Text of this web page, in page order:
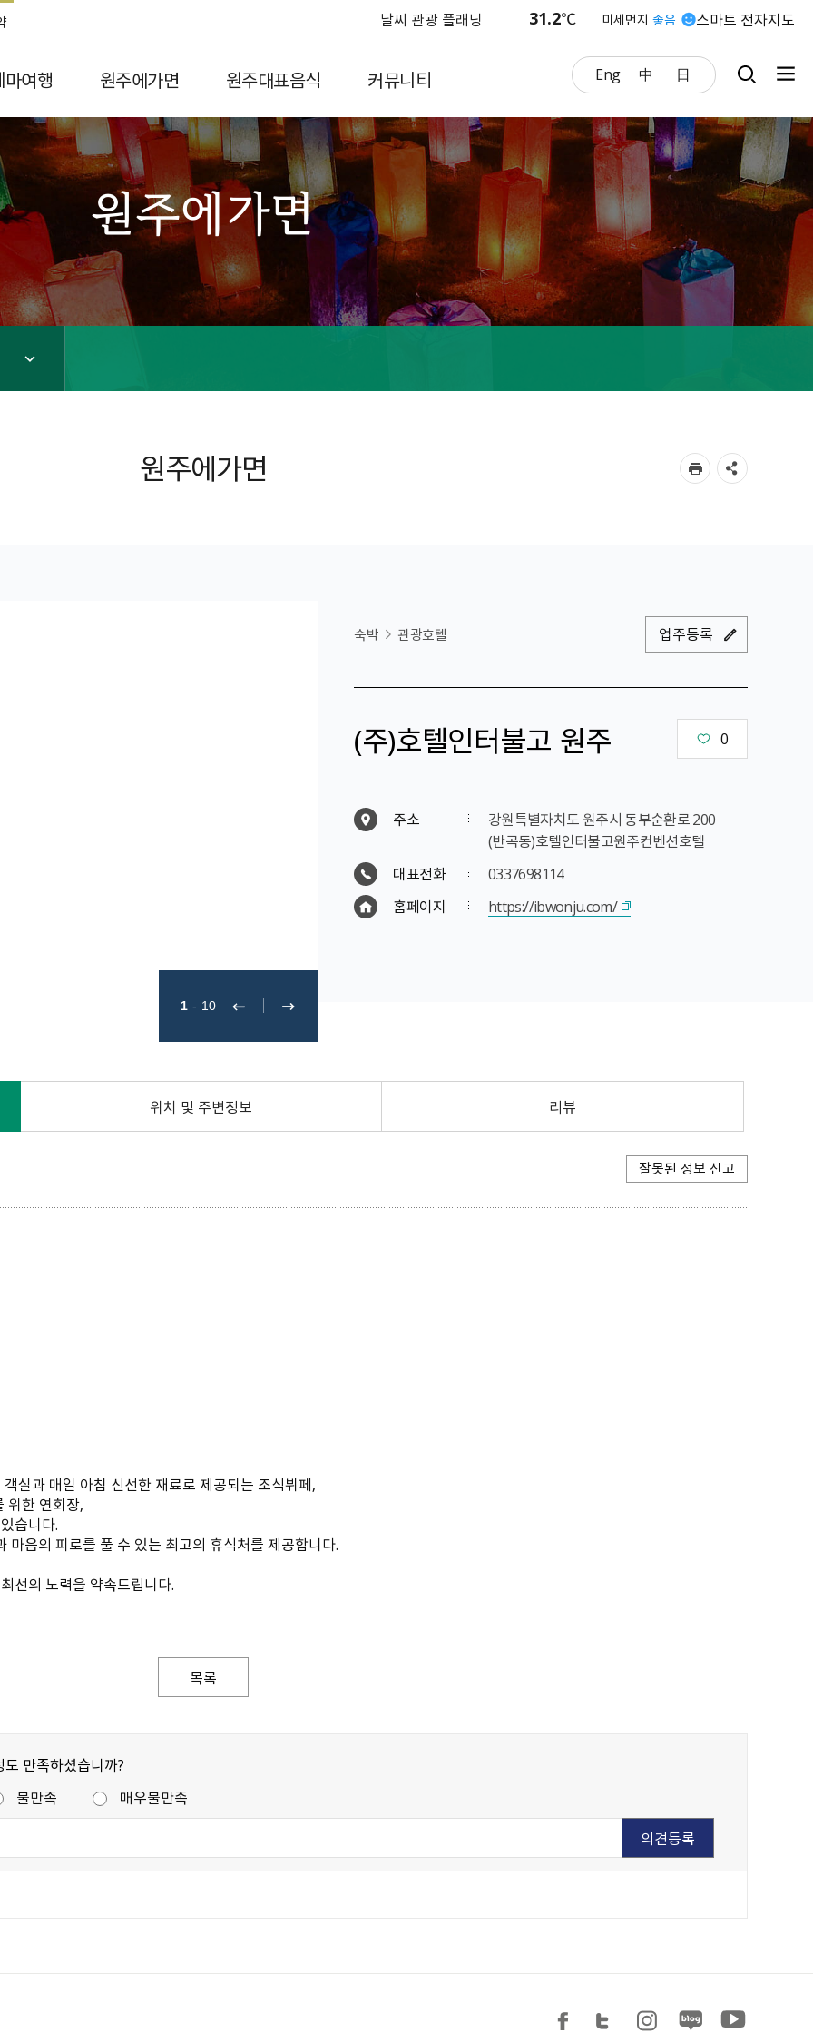
스마트 전자지도
날씨 관광 플래닝 31.2℃ 미세먼지 좋음
Eng 中 日
마여행 원주에가면 원주대표음식 커뮤니티
원주에가면
원주에가면
1 - 10
숙박 관광호텔 업주등록
（주）호텔인터불고 원주 0
주소
강원특별자치도 원주시 동부순환로 200
(반곡동)호텔인터불고원주컨벤션호텔
대표전화
0337698114
홈페이지
https://ibwonju.com/
위치 및 주변정보 리뷰
잘못된 정보 신고
실과 매일 아침 신선한 재료로 제공되는 조식뷔페,
위한 연회장,
습니다.
음의 피로를 풀 수 있는 최고의 휴식처를 제공합니다.
선의 노력을 약속드립니다.
목록
만족하셨습니까?
불만족 매우불만족